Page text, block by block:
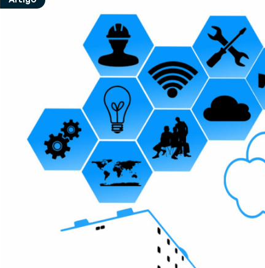
Vendor Managed Inventory
(VMI)
Gerencie seus abastecimentos
de forma colaborativa
Gestão de transportes
(TMS)
Faça as melhores escolhas de
afretamento e carregamento
Especialista
e recomendações de
sobre desafios da indústria e